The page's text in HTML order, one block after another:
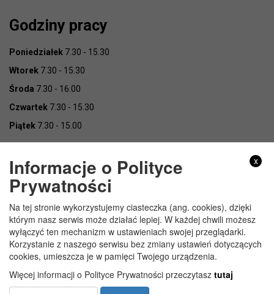
Godziny pracy
Poniedziałek 7.30 - 15.30
Wtorek 7.30 - 15.30
Środa 7.30 - 16.00
Czwartek 7.30 - 15.30
Piątek 7.30 - 15.00
Copyright © Urząd Gminy Wojcieszków
x
Informacje o Polityce
Prywatności
Na tej stronie wykorzystujemy ciasteczka (ang. cookies), dzięki
którym nasz serwis może działać lepiej. W każdej chwili możesz
wyłączyć ten mechanizm w ustawieniach swojej przeglądarki.
Korzystanie z naszego serwisu bez zmiany ustawień dotyczących
cookies, umieszcza je w pamięci Twojego urządzenia.
Więcej informacji o Polityce Prywatności przeczytasz tutaj